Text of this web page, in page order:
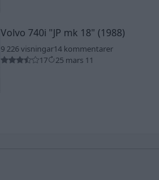
Volvo 740i "JP mk 18" (1988)
9 226 visningar14 kommentarer
17
25 mars 11